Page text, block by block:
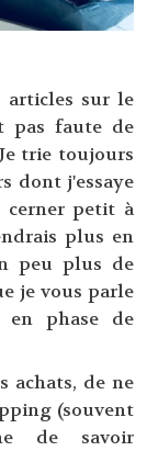
articles sur le
pas faute de
trie toujours
dont j'essaye
cerner petit à
plus en
peu plus de
je vous parle
phase de
achats, de ne
(souvent
de savoir